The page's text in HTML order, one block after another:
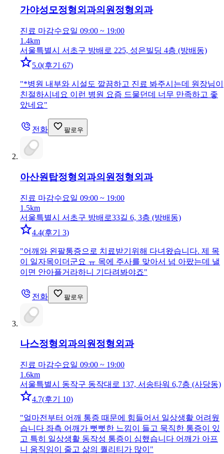
가야성모정형외과의원정형외과
진료 마감수요일 09:00 ~ 19:00
1.4km
서울특별시 서초구 방배로 225, 성은빌딩 4층 (방배동)
5.0(후기 67)
"*병원 내부와 시설도 깔끔하고 진료 봐주시는데 원장님이
친절하시네요 이런 병원 요즘 드물던데 너무 만족하고 좋
았네요"
전화 팔로우
아산원탑정형외과의원 정형외과
진료 마감수요일 09:00 ~ 19:00
1.5km
서울특별시 서초구 방배로33길 6, 3층 (방배동)
4.4(후기 3)
"어깨와 왼팔통증으로 치료받기위해 다녀왔습니다. 제 목
이 일자목이더군요 ㅠ 목에 주사를 맞아서 넘 아팠는데 낼
이면 안아플거라하니 기다려봐야죠"
전화 팔로우
나스정형외과의원정형외과
진료 마감수요일 09:00 ~ 19:00
1.6km
서울특별시 동작구 동작대로 137, 서송타워 6,7층 (사당동)
4.7(후기 10)
"얼마전부터 어깨 통증 때문에 힘들어서 일상생활 어려웠
습니다 좌측 어깨가 뻣뻣한 느낌이 들고 묵직한 통증이 있
고 특히 일상생활 동작성 통증이 심했습니다 어깨가 아프
니 움직임이 줄고 삶의 퀄리티가 많이 "